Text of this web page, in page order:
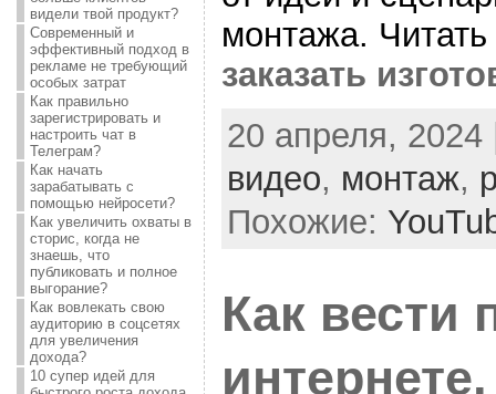
видели твой продукт?
Современный и
эффективный подход в
рекламе не требующий
особых затрат
Как правильно
зарегистрировать и
настроить чат в
Телеграм?
Как начать
зарабатывать с
помощью нейросети?
Как увеличить охваты в
сторис, когда не
знаешь, что
публиковать и полное
выгорание?
Как вовлекать свою
аудиторию в соцсетях
для увеличения
дохода?
10 супер идей для
монтажа. Читать
заказать
20 апреля,
видео, монтаж,
Похожие:
Как вести